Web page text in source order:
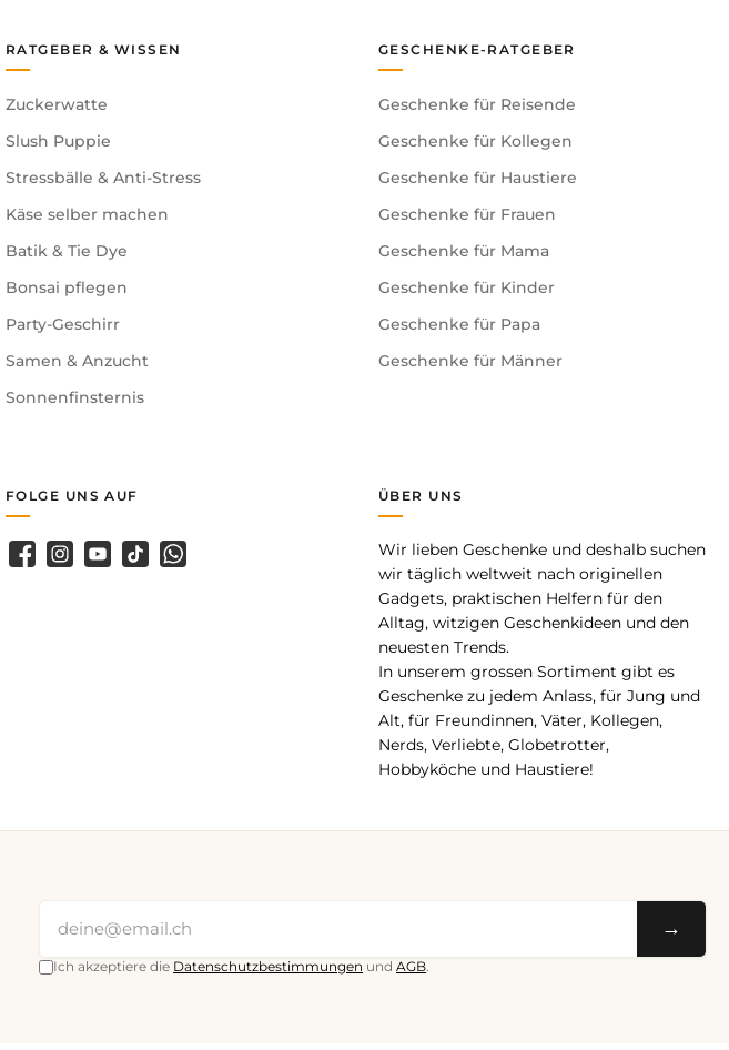
RATGEBER & WISSEN
Zuckerwatte
Slush Puppie
Stressbälle & Anti-Stress
Käse selber machen
Batik & Tie Dye
Bonsai pflegen
Party-Geschirr
Samen & Anzucht
Sonnenfinsternis
GESCHENKE-RATGEBER
Geschenke für Reisende
Geschenke für Kollegen
Geschenke für Haustiere
Geschenke für Frauen
Geschenke für Mama
Geschenke für Kinder
Geschenke für Papa
Geschenke für Männer
ÜBER UNS
Wir lieben Geschenke und deshalb suchen
wir täglich weltweit nach originellen
Gadgets, praktischen Helfern für den
Alltag, witzigen Geschenkideen und den
neuesten Trends.
In unserem grossen Sortiment gibt es
Geschenke zu jedem Anlass, für Jung und
Alt, für Freundinnen, Väter, Kollegen,
Nerds, Verliebte, Globetrotter,
Hobbyköche und Haustiere!
FOLGE UNS AUF
Facebook
Instagram
YouTubeTikTokWhatsApp
→
Ich akzeptiere die Datenschutzbestimmungen undAGB